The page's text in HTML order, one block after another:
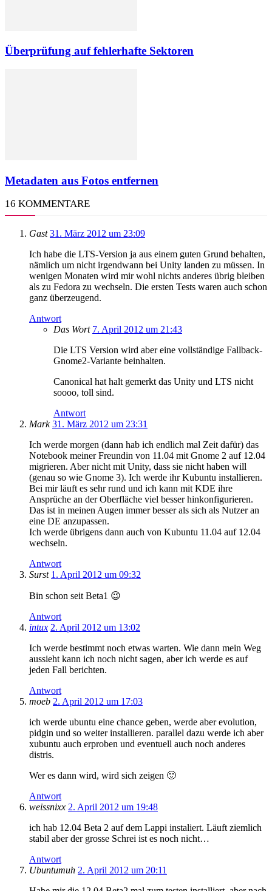
Überprüfung auf fehlerhafte Sektoren
Metadaten aus Fotos entfernen
16 KOMMENTARE
Gast 31. März 2012 um 23:09
Ich habe die LTS-Version ja aus einem guten Grund behalten,
nämlich um nicht irgendwann bei Unity landen zu müssen. In
wenigen Monaten wird mir wohl nichts anderes übrig bleiben
als zu Fedora zu wechseln. Die ersten Tests waren auch schon
ganz überzeugend.
Antwort
Das Wort 7. April 2012 um 21:43
Die LTS Version wird aber eine vollständige Fallback-
Gnome2-Variante beinhalten.
Canonical hat halt gemerkt das Unity und LTS nicht
soooo, toll sind.
Antwort
Mark 31. März 2012 um 23:31
Ich werde morgen (dann hab ich endlich mal Zeit dafür) das
Notebook meiner Freundin von 11.04 mit Gnome 2 auf 12.04
migrieren. Aber nicht mit Unity, dass sie nicht haben will
(genau so wie Gnome 3). Ich werde ihr Kubuntu installieren.
Bei mir läuft es sehr rund und ich kann mit KDE ihre
Ansprüche an der Oberfläche viel besser hinkonfigurieren.
Das ist in meinen Augen immer besser als sich als Nutzer an
eine DE anzupassen.
Ich werde übrigens dann auch von Kubuntu 11.04 auf 12.04
wechseln.
Antwort
Surst 1. April 2012 um 09:32
Bin schon seit Beta1 😉
Antwort
intux 2. April 2012 um 13:02
Ich werde bestimmt noch etwas warten. Wie dann mein Weg
aussieht kann ich noch nicht sagen, aber ich werde es auf
jeden Fall berichten.
Antwort
moeb 2. April 2012 um 17:03
ich werde ubuntu eine chance geben, werde aber evolution,
pidgin und so weiter installieren. parallel dazu werde ich aber
xubuntu auch erproben und eventuell auch noch anderes
distris.
Wer es dann wird, wird sich zeigen 🙂
Antwort
weissnixx 2. April 2012 um 19:48
ich hab 12.04 Beta 2 auf dem Lappi instaliert. Läuft ziemlich
stabil aber der grosse Schrei ist es noch nicht…
Antwort
Ubuntumuh 2. April 2012 um 20:11